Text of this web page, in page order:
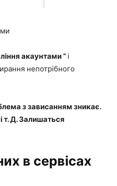
акаунтами ” і
непотрібного
з зависанням зникає.
т. Д. Залишаться
в сервісах